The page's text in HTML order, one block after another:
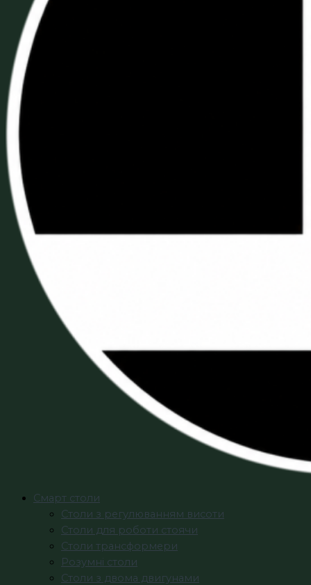
Смарт столи
Столи з регулюванням висоти
Столи для роботи стоячи
Столи трансформери
Розумні столи
Столи з двома двигунами